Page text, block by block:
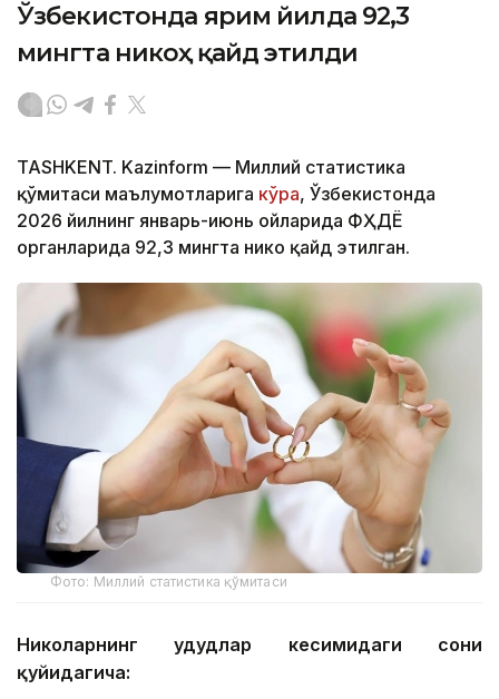
Ўзбекистонда ярим йилда 92,3
мингта никоҳ қайд этилди
TASHKENT. Kazinform — Миллий статистика
қўмитаси маълумотларига кўра, Ўзбекистонда
2026 йилнинг январь-июнь ойларида ФҲДЁ
органларида 92,3 мингта никоҳ қайд этилган.
Фото: Миллий статистика қўмитаси
Никоҳларнинг ҳудудлар кесимидаги сони
қуйидагича: